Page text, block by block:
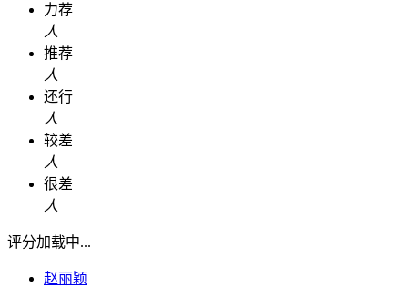
力荐
人
推荐
人
还行
人
较差
人
很差
人
评分加载中...
赵丽颖